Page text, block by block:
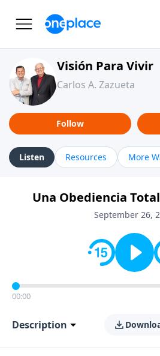
Visión Para Vivir
Carlos A. Zazueta
Follow
Listen Resources More
Una Obediencia
September 26,
00:00
Description